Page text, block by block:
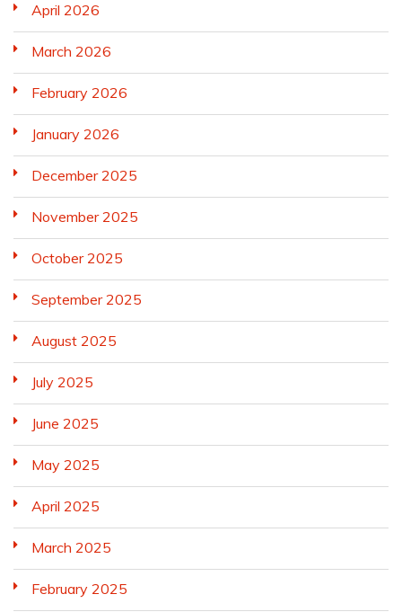
April 2026
March 2026
February 2026
January 2026
December 2025
November 2025
October 2025
September 2025
August 2025
July 2025
June 2025
May 2025
April 2025
March 2025
February 2025